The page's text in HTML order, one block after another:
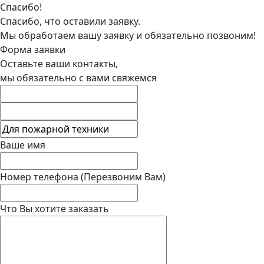
Спасибо!
Спасибо, что оставили заявку.
Мы обработаем вашу заявку и обязательно позвоним!
Форма заявки
Оставьте ваши контакты,
мы обязательно с вами свяжемся
Ваше имя
Номер телефона (Перезвоним Вам)
Что Вы хотите заказать